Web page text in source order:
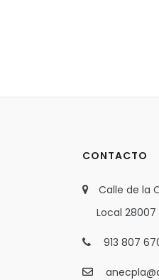
CONTACTO
Calle de la
Local 28007
913 807